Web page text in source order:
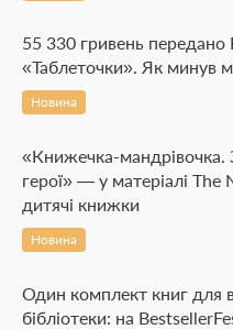
55 330 гривень
«Таблеточки». Як минув
Новина
«Книжечка-мандрівочка.
герої» — у матеріалі The
дитячі книжки
Новина
Один комплект книг
бібліотеки: на